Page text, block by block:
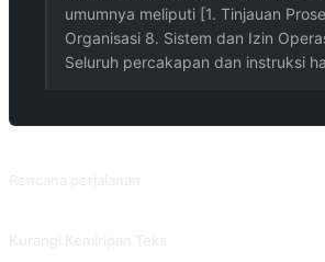
umumnya meliputi [1. Tinjauan
Organisasi 8. Sistem dan Izin
Seluruh percakapan dan instruksi